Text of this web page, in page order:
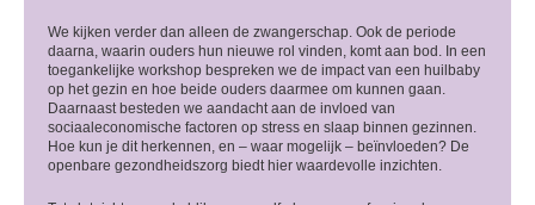
We kijken verder dan alleen de zwangerschap. Ook de periode
daarna, waarin ouders hun nieuwe rol vinden, komt aan bod. In een
toegankelijke workshop bespreken we de impact van een huilbaby
op het gezin en hoe beide ouders daarmee om kunnen gaan.
Daarnaast besteden we aandacht aan de invloed van
sociaaleconomische factoren op stress en slaap binnen gezinnen.
Hoe kun je dit herkennen, en – waar mogelijk – beïnvloeden? De
openbare gezondheidszorg biedt hier waardevolle inzichten.